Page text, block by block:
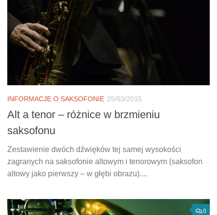
INFORMACJE O SAKSOFONIE 25/03/2015
Alt a tenor – różnice w brzmieniu
saksofonu
Zestawienie dwóch dźwięków tej samej wysokości
zagranych na saksofonie altowym i tenorowym (saksofon
altowy jako pierwszy – w głębi obrazu)....
0